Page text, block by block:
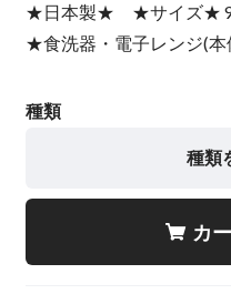
★日本製★ ★サイズ★
★食洗器・電子レンジ(
種類
種類
カ